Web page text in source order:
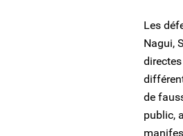
Les
Nagui,
de
public,